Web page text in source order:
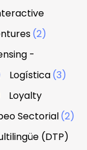
(2)
-
Logística(3)
Loyalty
Sectorial(2)
(DTP)